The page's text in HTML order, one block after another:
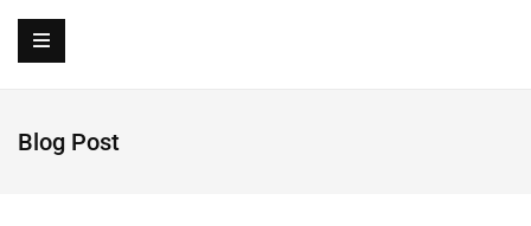
Blog Post